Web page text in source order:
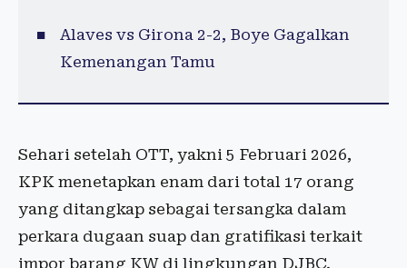
Alaves vs Girona 2-2, Boye Gagalkan
Kemenangan Tamu
Sehari setelah OTT, yakni 5 Februari 2026,
KPK menetapkan enam dari total 17 orang
yang ditangkap sebagai tersangka dalam
perkara dugaan suap dan gratifikasi terkait
impor barang KW di lingkungan DJBC.